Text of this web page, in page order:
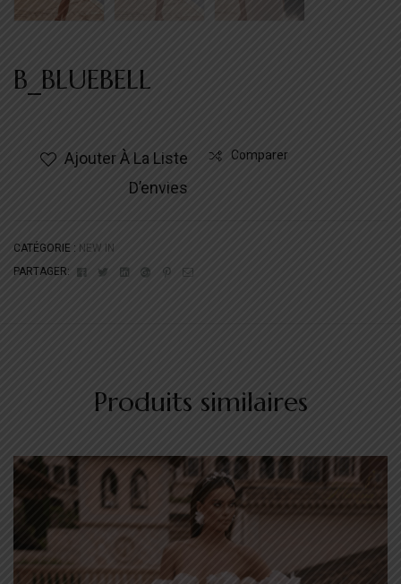
B_BLUEBELL
Ajouter À La Liste
D’envies
Comparer
CATÉGORIE : NEW IN
PARTAGER:
FacebookTwitterLinkedinGoogle+Pinterest
Email
Produits similaires